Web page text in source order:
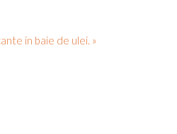
in baie de ulei. »